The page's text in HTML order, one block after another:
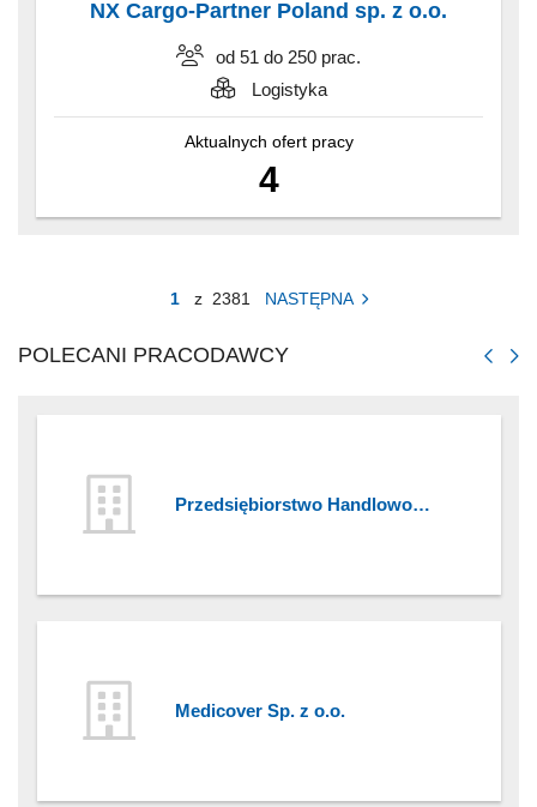
NX Cargo-Partner Poland sp. z o.o.
od 51 do 250 prac.
Logistyka
Aktualnych ofert pracy
4
1 z 2381 NASTĘPNA
POLECANI PRACODAWCY
Przedsiębiorstwo Handlowo
Medicover Sp. z o.o.